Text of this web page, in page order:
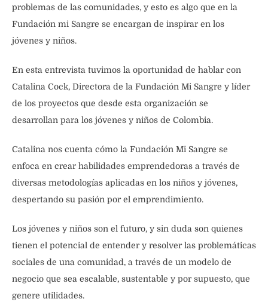
problemas de las comunidades, y esto es algo que en la
Fundación mi Sangre se encargan de inspirar en los
jóvenes y niños.
En esta entrevista tuvimos la oportunidad de hablar con
Catalina Cock, Directora de la Fundación Mi Sangre y líder
de los proyectos que desde esta organización se
desarrollan para los jóvenes y niños de Colombia.
Catalina nos cuenta cómo la Fundación Mi Sangre se
enfoca en crear habilidades emprendedoras a través de
diversas metodologías aplicadas en los niños y jóvenes,
despertando su pasión por el emprendimiento.
Los jóvenes y niños son el futuro, y sin duda son quienes
tienen el potencial de entender y resolver las problemáticas
sociales de una comunidad, a través de un modelo de
negocio que sea escalable, sustentable y por supuesto, que
genere utilidades.